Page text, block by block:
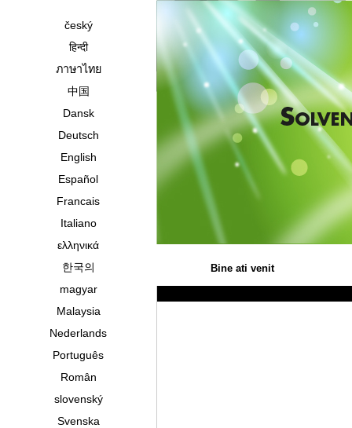
český
हिन्दी
ภาษาไทย
中国
Dansk
Deutsch
English
Español
Francais
Italiano
ελληνικά
한국의
magyar
Malaysia
Nederlands
Português
Român
slovenský
Svenska
Bine ati venit